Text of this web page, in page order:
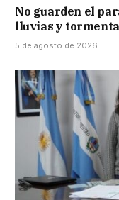
No guarden el
lluvias y
5 de agosto de 2026